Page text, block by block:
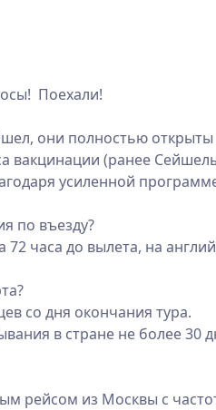
Поехали!
они полностью
вакцинации (ранее
усиленной
по въезду?
часа до вылета, на
со дня окончания тура.
в стране не более 30
рейсом из Москвы с